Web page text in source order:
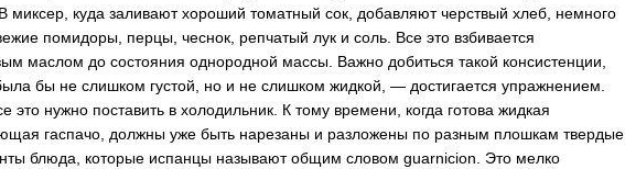
миксер, куда заливают хороший томатный сок, добавляют черствый хлеб, немного
помидоры, перцы, чеснок, репчатый лук и соль. Все это взбивается
маслом до состояния однородной массы. Важно добиться такой консистенции,
бы не слишком густой, но и не слишком жидкой, — достигается упражнением.
это нужно поставить в холодильник. К тому времени, когда готова жидкая
гаспачо, должны уже быть нарезаны и разложены по разным плошкам твердые
блюда, которые испанцы называют общим словом guarnicion. Это мелко